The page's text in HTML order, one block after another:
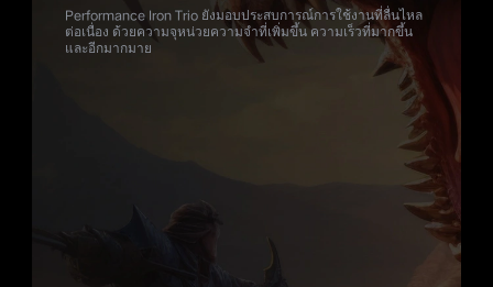
Performance Iron Trio ยังมอบประสบการณ์การใช้งานที่ลื่นไหล
ต่อเนื่อง ด้วยความจุหน่วยความจำที่เพิ่มขึ้น ความเร็วที่มากขึ้น
และอีกมากมาย